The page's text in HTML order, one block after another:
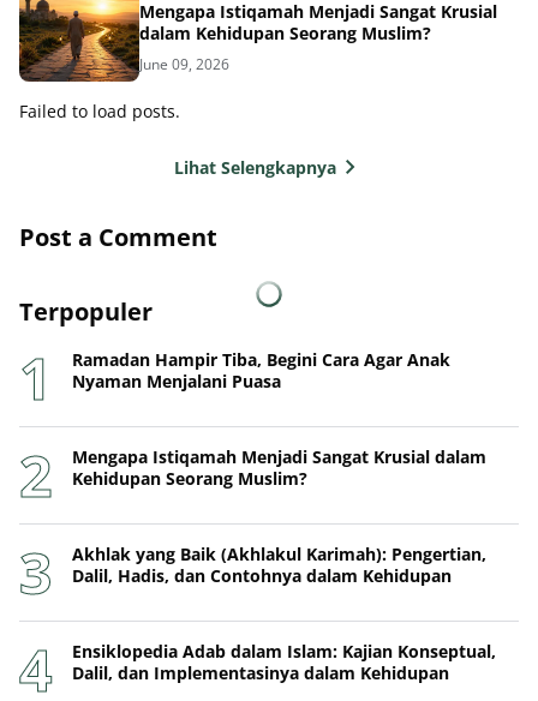
Mengapa Istiqamah Menjadi Sangat Krusial
dalam Kehidupan Seorang Muslim?
June 09, 2026
Failed to load posts.
Lihat Selengkapnya
Post a Comment
Terpopuler
Ramadan Hampir Tiba, Begini Cara Agar Anak
Nyaman Menjalani Puasa
Mengapa Istiqamah Menjadi Sangat Krusial dalam
Kehidupan Seorang Muslim?
Akhlak yang Baik (Akhlakul Karimah): Pengertian,
Dalil, Hadis, dan Contohnya dalam Kehidupan
Ensiklopedia Adab dalam Islam: Kajian Konseptual,
Dalil, dan Implementasinya dalam Kehidupan